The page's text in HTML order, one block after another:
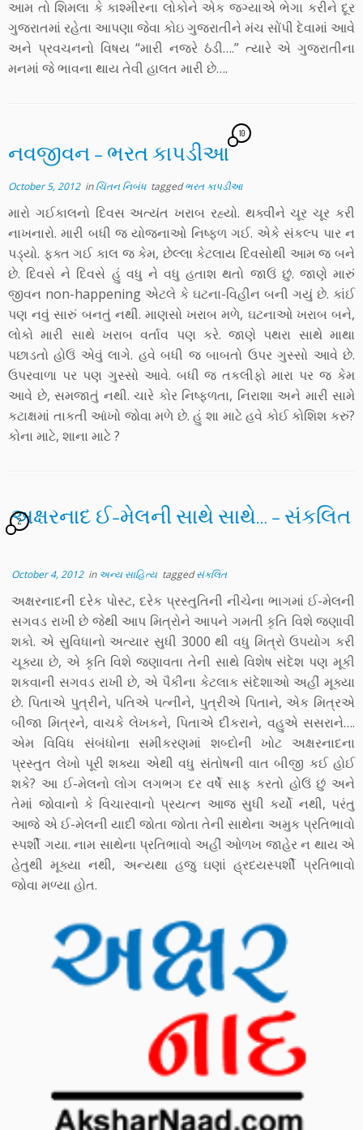
આમ તો શિમલા કે કાશ્મીરના લોકોને એક જગ્યાએ ભેગા કરીને દૂર
ગુજરાતમાં રહેતા આપણા જેવા કોઇ ગુજરાતીને મંચ સોંપી દેવામાં આવે
અને પ્રવચનનો વિષય “મારી નજરે ઠંડી….” ત્યારે એ ગુજરાતીના
મનમાં જે ભાવના થાય તેવી હાલત મારી છે….
નવજીવન – ભરત કાપડીઆ
10
October 5, 2012inચિંતન નિબંધ taggedભરત કાપડીઆ
મારો ગઈકાલનો દિવસ અત્યંત ખરાબ રહ્યો. થક્વીને ચૂર ચૂર કરી
નાખનારો. મારી બધી જ યોજનાઓ નિષ્ફળ ગઈ. એકે સંકલ્પ પાર ન
પડ્યો. ફક્ત ગઈ કાલ જ કેમ, છેલ્લા કેટલાય દિવસોથી આમ જ બને
છે. દિવસે ને દિવસે હું વધુ ને વધુ હતાશ થતો જાઉં છું. જાણે મારું
જીવન non-happening એટલે કે ઘટના-વિહીન બની ગયું છે. કાંઈ
પણ નવું સારું બનતું નથી. માણસો ખરાબ મળે, ઘટનાઓ ખરાબ બને,
લોકો મારી સાથે ખરાબ વર્તાવ પણ કરે. જાણે પથરા સાથે માથા
પછાડતો હોઉં એવું લાગે. હવે બધી જ બાબતો ઉપર ગુસ્સો આવે છે.
ઉપરવાળા પર પણ ગુસ્સો આવે. બધી જ તકલીફો મારા પર જ કેમ
આવે છે, સમજાતું નથી. ચારે કોર નિષ્ફળતા, નિરાશા અને મારી સામે
કટાક્ષમાં તાકતી આંખો જોવા મળે છે. હું શા માટે હવે કોઈ કોશિશ કરું?
કોના માટે, શાના માટે ?
અક્ષરનાદ ઈ-મેલની સાથે સાથે… – સંકલિત
2
October 4, 2012in અન્ય સાહિત્ય taggedસંકલિત
અક્ષરનાદની દરેક પોસ્ટ, દરેક પ્રસ્તુતિની નીચેના ભાગમાં ઈ-મેલની
સગવડ રાખી છે જેથી આપ મિત્રોને આપને ગમતી કૃતિ વિશે જણાવી
શકો. એ સુવિધાનો અત્યાર સુધી 3000 થી વધુ મિત્રો ઉપયોગ કરી
ચૂક્યા છે, એ કૃતિ વિશે જણાવતા તેની સાથે વિશેષ સંદેશ પણ મૂકી
શકવાની સગવડ રાખી છે, એ પૈકીના કેટલાક સંદેશાઓ અહીં મૂક્યા
છે. પિતાએ પુત્રીને, પતિએ પત્નીને, પુત્રીએ પિતાને, એક મિત્રએ
બીજા મિત્રને, વાચકે લેખકને, પિતાએ દીકરાને, વહુએ સસરાને….
એમ વિવિધ સંબંધોના સમીકરણમાં શબ્દોની ખોટ અક્ષરનાદના
પ્રસ્તુત લેખો પૂરી શક્યા એથી વધુ સંતોષની વાત બીજી કઈ હોઈ
શકે? આ ઈ-મેલનો લોગ લગભગ દર વર્ષે સાફ કરતો હોઉં છું અને
તેમાં જોવાનો કે વિચારવાનો પ્રયત્ન આજ સુધી કર્યો નથી, પરંતુ
આજે એ ઈ-મેલની યાદી જોતા જોતા તેની સાથેના અમુક પ્રતિભાવો
સ્પર્શી ગયા. નામ સાથેના પ્રતિભાવો અહીં ઓળખ જાહેર ન થાય એ
હેતુથી મૂક્યા નથી, અન્યથા હજુ ઘણાં હ્રદયસ્પર્શી પ્રતિભાવો
જોવા મળ્યા હોત.